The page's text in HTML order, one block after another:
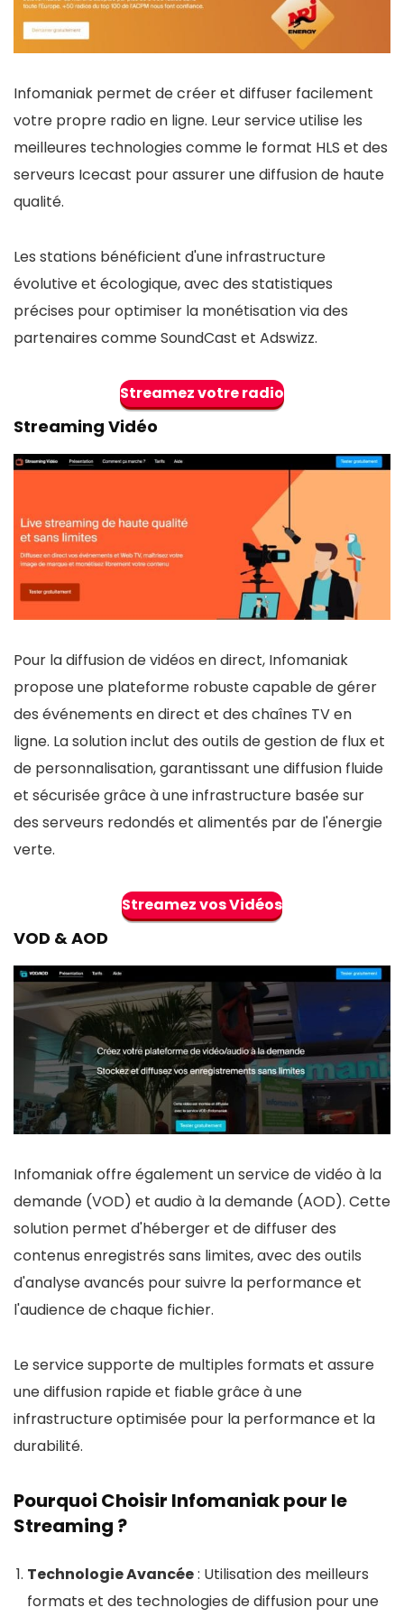
Fiabilité
Infrastructure technique
Mémoire : Jusqu’à 2 To
Bande passante publique : De 500 Mbps à 10
Gbps
Disques durs : Jusqu’à 72 To
Protection Anti-DDoS : Incluse
Trafic : Illimité
Linux, cPanel
Réseau privé sécurisé (vRack) : Disponible
Haute disponibilité : Architecture redondante
Personnalisation : Options de configuration
avancées
Support technique : Assistance spécialisée
CONTRE:
Plusieurs se plaignent du service client d'OVH
Les tarifs de renouvellement peuvent être plus
élevés que les tarifs initiaux.
Des problèmes de livraison de composants
peuvent affecter la disponibilité des serveurs.
La personnalisation avancée peut être
complexe pour les utilisateurs moins expérimentés.
Le support technique peut être moins réactif
pendant les périodes de forte demande.
Certains services et fonctionnalités
supplémentaires peuvent entraîner des coûts
additionnels.
Infomaniak permet de créer et diffuser facilement
votre propre radio en ligne. Leur service utilise les
meilleures technologies comme le format HLS et des
serveurs Icecast pour assurer une diffusion de haute
qualité.
Les stations bénéficient d'une infrastructure
évolutive et écologique, avec des statistiques
précises pour optimiser la monétisation via des
partenaires comme SoundCast et Adswizz​.
Streamez votre radio
Streaming Vidéo
Pour la diffusion de vidéos en direct, Infomaniak
propose une plateforme robuste capable de gérer
des événements en direct et des chaînes TV en
ligne. La solution inclut des outils de gestion de flux et
de personnalisation, garantissant une diffusion fluide
et sécurisée grâce à une infrastructure basée sur
des serveurs redondés et alimentés par de l'énergie
verte​​.
Streamez vos Vidéos
VOD & AOD
Infomaniak offre également un service de vidéo à la
demande (VOD) et audio à la demande (AOD). Cette
solution permet d'héberger et de diffuser des
contenus enregistrés sans limites, avec des outils
d'analyse avancés pour suivre la performance et
l'audience de chaque fichier.
Le service supporte de multiples formats et assure
une diffusion rapide et fiable grâce à une
infrastructure optimisée pour la performance et la
durabilité​​.
Pourquoi Choisir Infomaniak pour le
Streaming ?
Technologie Avancée: Utilisation des meilleurs
formats et des technologies de diffusion pour une